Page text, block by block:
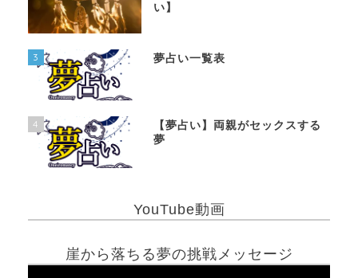
い】
3 夢占い一覧表
4
【夢占い】両親がセックスする
夢
YouTube動画
崖から落ちる夢の挑戦メッセージ